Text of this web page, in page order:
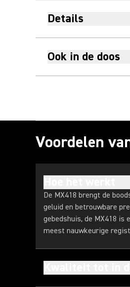
Details
Ook in de doos
Voordelen
De MX418 brengt de
geluid en betrouwbare
gebedshuis, de MX418 is
meest nauwkeurige